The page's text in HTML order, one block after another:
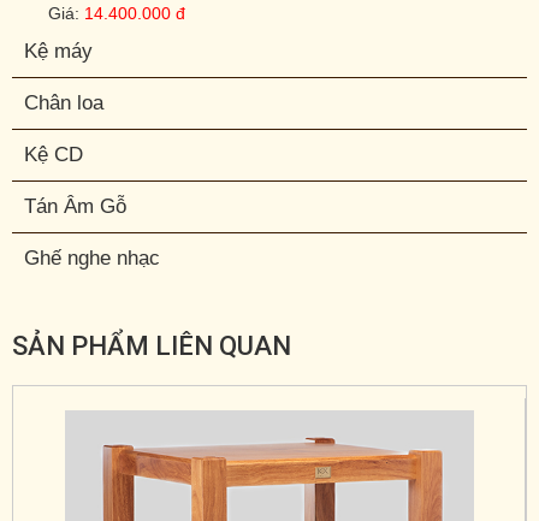
Giá: 14.400.000 đ
Kệ máy
Chân loa
Kệ CD
Tán Âm Gỗ
Ghế nghe nhạc
SẢN PHẨM LIÊN QUAN